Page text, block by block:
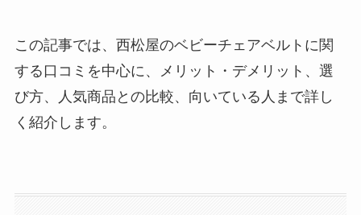
この記事では、西松屋のベビーチェアベルトに関
する口コミを中心に、メリット・デメリット、選
び方、人気商品との比較、向いている人まで詳し
く紹介します。